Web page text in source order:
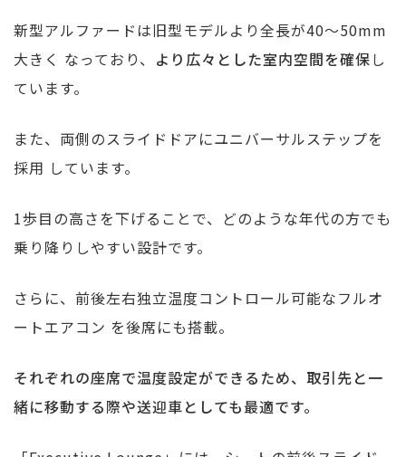
新型アルファードは旧型モデルより全長が40〜50mm
大きく なっており、 より広々とした室内空間を確保し
ています。
また、両側のスライドドアにユニバーサルステップを
採用 しています。
1歩目の高さを下げることで、どのような年代の方でも
乗り降りしやすい設計です。
さらに、前後左右独立温度コントロール可能なフルオ
ートエアコン を後席にも搭載。
それぞれの座席で温度設定ができるため、取引先と一
緒に移動する際や送迎車としても最適です。